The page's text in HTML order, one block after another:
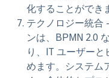
化することができ
テクノロジー統合
ンは、BPMN 2.0
り、IT ユーザー
めます。システム